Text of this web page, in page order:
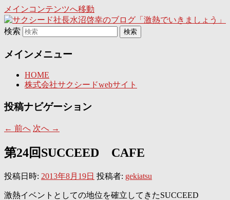
メインコンテンツへ移動
サクシード社長水沼啓幸のブ
ログ「激熱でいきましょう」
日々是激熱
検索
メインメニュー
HOME
株式会社サクシードwebサイト
投稿ナビゲーション
← 前へ 次へ →
第24回SUCCEED CAFE
投稿日時: 2013年8月19日 投稿者: gekiatsu
激熱イベントとしての地位を確立してきたSUCCEED